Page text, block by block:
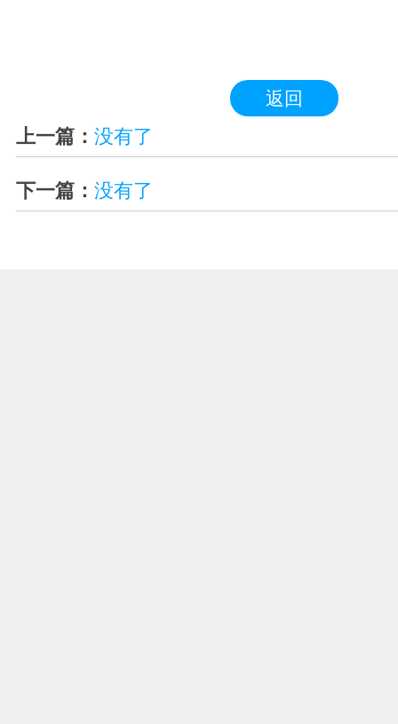
返回
上一篇： 没有了
下一篇： 没有了